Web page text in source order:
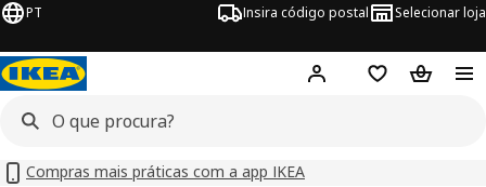
PT Insira código postal Selecionar loja
Hej! Inicie sessão
FavoritosCesto de
Compras mais práticas com a app IKEA